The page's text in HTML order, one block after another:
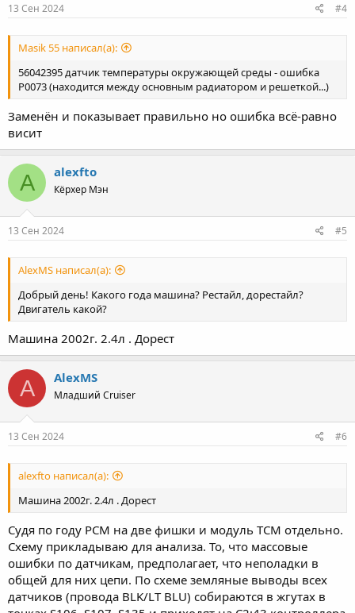
13 Сен 2024 #4
Masik 55 написал(а):
56042395 датчик температуры окружающей среды - ошибка
Р0073 (находится между основным радиатором и решеткой...)
Заменён и показывает правильно но ошибка всё-равно
висит
A alexfto
Кёрхер Мэн
13 Сен 2024 #5
AlexMS написал(а):
Добрый день! Какого года машина? Рестайл, дорестайл?
Двигатель какой?
Машина 2002г. 2.4л . Дорест
A AlexMS
Младший Cruiser
13 Сен 2024 #6
alexfto написал(а):
Машина 2002г. 2.4л . Дорест
Судя по году PCM на две фишки и модуль TCM отдельно.
Схему прикладываю для анализа. То, что массовые
ошибки по датчикам, предполагает, что неполадки в
общей для них цепи. По схеме земляные выводы всех
датчиков (провода BLK/LT BLU) собираются в жгутах в